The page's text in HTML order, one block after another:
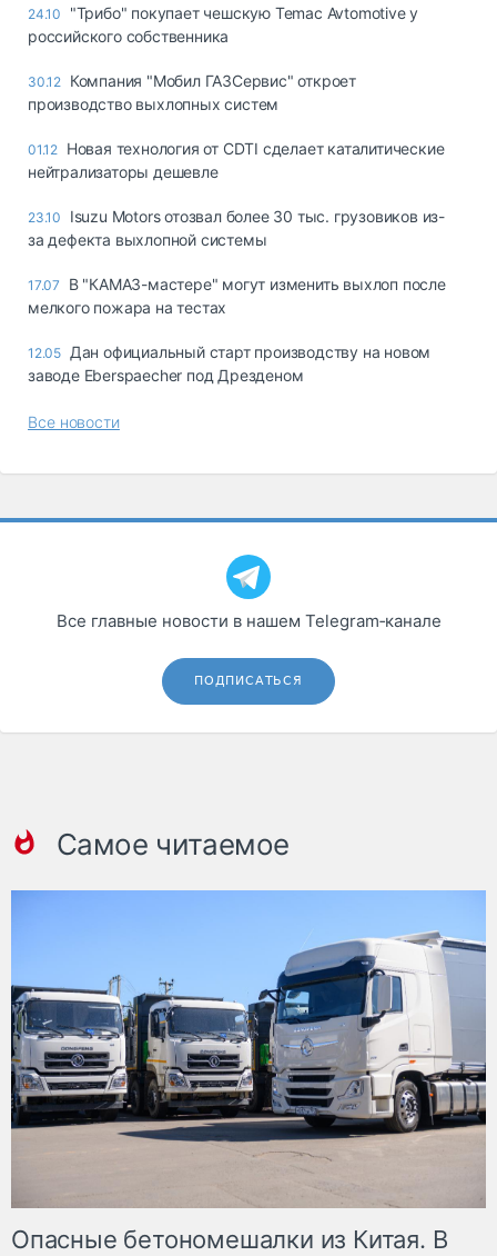
24.10
"Трибо" покупает чешскую Temac Avtomotive у
российского собственника
30.12 Компания "Мобил ГАЗСервис" откроет
производство выхлопных систем
01.12 Новая технология от CDTI сделает каталитические
нейтрализаторы дешевле
23.10
Isuzu Motors отозвал более 30 тыс. грузовиков из-
за дефекта выхлопной системы
17.07
В "КАМАЗ-мастере" могут изменить выхлоп после
мелкого пожара на тестах
12.05 Дан официальный старт производству на новом
заводе Eberspaecher под Дрезденом
Все новости
Все главные новости в нашем Telegram‑канале
ПОДПИСАТЬСЯ
Самое читаемое
Опасные бетономешалки из Китая. В